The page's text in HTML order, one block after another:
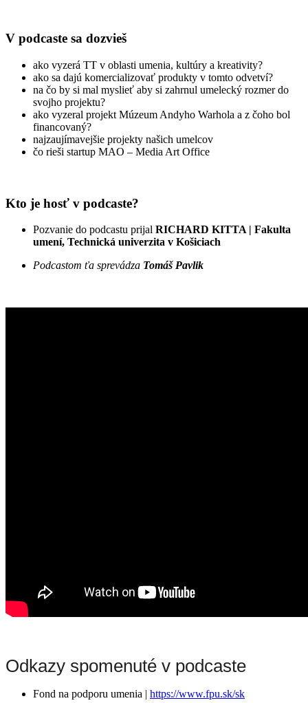
V podcaste sa dozvieš
ako vyzerá TT v oblasti umenia, kultúry a kreativity?
ako sa dajú komercializovať produkty v tomto odvetví?
na čo by si mal myslieť aby si zahrnul umelecký rozmer do
svojho projektu?
ako vyzeral projekt Múzeum Andyho Warhola a z čoho bol
financovaný?
najzaujímavejšie projekty našich umelcov
čo rieši startup MAO – Media Art Office
Kto je hosť v podcaste?
Pozvanie do podcastu prijal RICHARD KITTA | Fakulta
umení, Technická univerzita v Košiciach
Podcastom ťa sprevádza Tomáš Pavlik
Odkazy spomenuté v podcaste
Fond na podporu umenia | https://www.fpu.sk/sk